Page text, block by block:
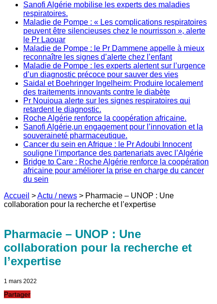
Sanofi Algérie mobilise les experts des maladies
respiratoires.
Maladie de Pompe : « Les complications respiratoires
peuvent être silencieuses chez le nourrisson », alerte
le Pr Laouar
Maladie de Pompe : le Pr Dammene appelle à mieux
reconnaître les signes d’alerte chez l’enfant
Maladie de Pompe : les experts alertent sur l’urgence
d’un diagnostic précoce pour sauver des vies
Saidal et Boehringer Ingelheim: Produire localement
des traitements innovants contre le diabète
Pr Nouioua alerte sur les signes respiratoires qui
retardent le diagnostic.
Roche Algérie renforce la coopération africaine.
Sanofi Algérie,un engagement pour l’innovation et la
souveraineté pharmaceutique.
Cancer du sein en Afrique : le Pr Adoubi Innocent
souligne l’importance des partenariats avec l’Algérie
Bridge to Care : Roche Algérie renforce la coopération
africaine pour améliorer la prise en charge du cancer
du sein
Accueil >Actu / news > Pharmacie – UNOP : Une
collaboration pour la recherche et l’expertise
Pharmacie – UNOP : Une
collaboration pour la recherche et
l’expertise
1 mars 2022
Partager